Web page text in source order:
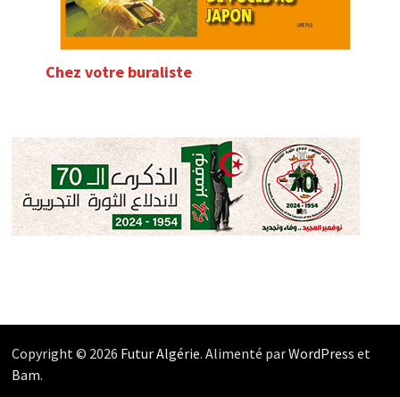
Chez votre buraliste
Copyright © 2026 Futur Algérie. Alimenté parWordPress et
Bam.